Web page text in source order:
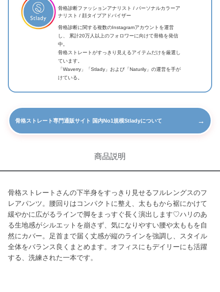
骨格診断ファッションアナリスト / パーソナルカラーア
ナリスト / 顔タイプアドバイザー
骨格診断に関する複数のInstagramアカウントを運営
し、 累計20万人以上のフォロワーに向けて骨格を発信
中。
骨格ストレートがすっきり見えるアイテムだけを厳選し
ています。
「Waverry」「Stlady」および「Naturily」の運営を手が
けている。
骨格ストレート専門通販サイト 国内No1規模Stladyについて →
商品説明
骨格ストレートさんの下半身をすっきり見せるフルレングスのフ
レアパンツ。腰回りはコンパクトに整え、太ももから裾にかけて
緩やかに広がるラインで脚をまっすぐ長く演出します♡ハリのあ
る生地感がシルエットを崩さず、気になりやすい腰や太ももを自
然にカバー。足首まで届く丈感が縦のラインを強調し、スタイル
全体をバランス良くまとめます。オフィスにもデイリーにも活躍
する、洗練された一本です。